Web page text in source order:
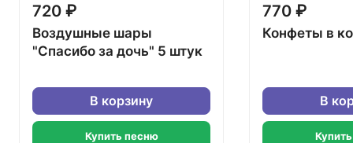
720 ₽
Воздушные шары
"Спасибо за дочь" 5 штук
В корзину
Купить песню
770 ₽
Конфеты в
В